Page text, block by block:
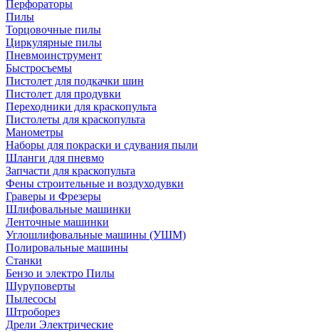
Перфораторы
Пилы
Торцовочные пилы
Циркулярные пилы
Пневмоинструмент
Быстросъемы
Пистолет для подкачки шин
Пистолет для продувки
Переходники для краскопульта
Пистолеты для краскопульта
Манометры
Наборы для покраски и сдувания пыли
Шланги для пневмо
Запчасти для краскопульта
Фены строительные и воздуходувки
Граверы и Фрезеры
Шлифовальные машинки
Ленточные машинки
Углошлифовальные машины (УШМ)
Полировальные машины
Станки
Бензо и электро Пилы
Шуруповерты
Пылесосы
Штроборез
Дрели Электрические